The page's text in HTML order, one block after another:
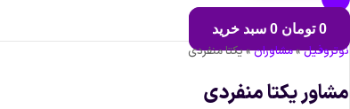
0 تومان 0 سبد خرید
نوتروفیل»مشاوران»یکتا منفردی
مشاور یکتا منفردی